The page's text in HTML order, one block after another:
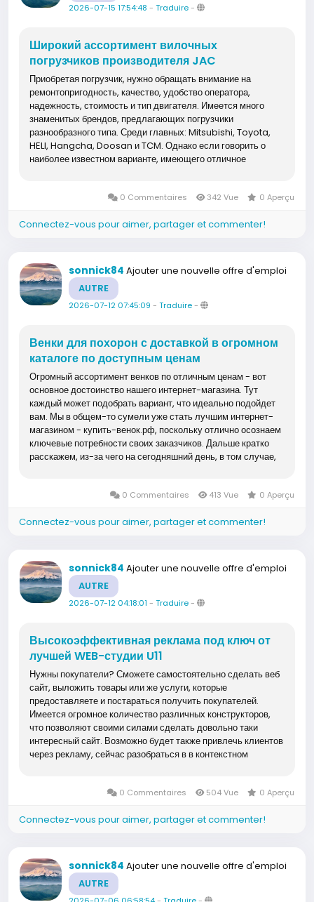
2026-07-15 17:54:48 - Traduire-
Широкий ассортимент вилочных
погрузчиков производителя JAC
Приобретая погрузчик, нужно обращать внимание на
ремонтопригодность, качество, удобство оператора,
надежность, стоимость и тип двигателя. Имеется много
знаменитых брендов, предлагающих погрузчики
разнообразного типа. Среди главных: Mitsubishi, Toyota,
HELI, Hangcha, Doosan и TCM. Однако если говорить о
наиболее известном варианте, имеющего отличное
0 Commentaires 342 Vue 0 Aperçu
Connectez-vous pour aimer, partager et commenter!
sonnick84 Ajouter une nouvelle offre d'emploi
AUTRE
2026-07-12 07:45:09 - Traduire-
Венки для похорон с доставкой в огромном
каталоге по доступным ценам
Огромный ассортимент венков по отличным ценам - вот
основное достоинство нашего интернет-магазина. Тут
каждый может подобрать вариант, что идеально подойдет
вам. Мы в общем-то сумели уже стать лучшим интернет-
магазином - купить-венок.рф, поскольку отлично осознаем
ключевые потребности своих заказчиков. Дальше кратко
расскажем, из-за чего на сегодняшний день, в том случае,
0 Commentaires 413 Vue 0 Aperçu
Connectez-vous pour aimer, partager et commenter!
sonnick84 Ajouter une nouvelle offre d'emploi
AUTRE
2026-07-12 04:18:01 - Traduire-
Высокоэффективная реклама под ключ от
лучшей WEB-студии U11
Нужны покупатели? Сможете самостоятельно сделать веб
сайт, выложить товары или же услуги, которые
предоставляете и постараться получить покупателей.
Имеется огромное количество различных конструкторов,
что позволяют своими силами сделать довольно таки
интересный сайт. Возможно будет также привлечь клиентов
через рекламу, сейчас разобраться в в контекстном
0 Commentaires 504 Vue 0 Aperçu
Connectez-vous pour aimer, partager et commenter!
sonnick84 Ajouter une nouvelle offre d'emploi
AUTRE